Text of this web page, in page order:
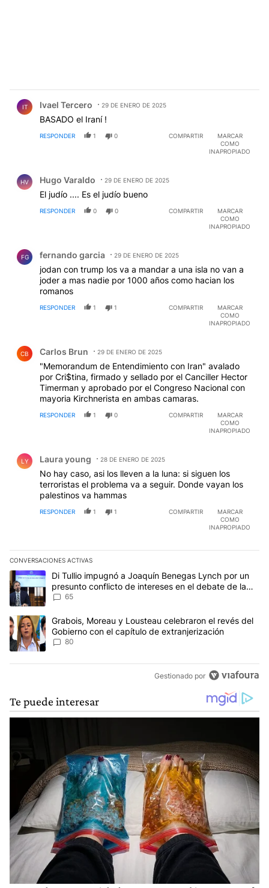
IT Ivael Tercero 29 DE ENERO DE 2025
BASADO el Iraní !
RESPONDER 1 0 COMPARTIR
MARCAR
COMO
INAPROPIADO
HV Hugo Varaldo 29 DE ENERO DE 2025
El judío .... Es el judío bueno
RESPONDER 0 0 COMPARTIR
MARCAR
COMO
INAPROPIADO
FG fernando garcia 29 DE ENERO DE 2025
jodan con trump los va a mandar a una isla no van a
joder a mas nadie por 1000 años como hacian los
romanos
RESPONDER 1 1 COMPARTIR
MARCAR
COMO
INAPROPIADO
CB Carlos Brun 29 DE ENERO DE 2025
"Memorandum de Entendimiento con Iran" avalado
por Cri$tina, firmado y sellado por el Canciller Hector
Timerman y aprobado por el Congreso Nacional con
mayoria Kirchnerista en ambas camaras.
RESPONDER 1 0 COMPARTIR
MARCAR
COMO
INAPROPIADO
LY Laura young 28 DE ENERO DE 2025
No hay caso, asi los lleven a la luna: si siguen los
terroristas el problema va a seguir. Donde vayan los
palestinos va hammas
RESPONDER 1 1 COMPARTIR
MARCAR
COMO
INAPROPIADO
CONVERSACIONES ACTIVAS
Este listado muestra los artículos con más comentarios en los
Un artículo de tendencia con el título "Di Tullio impugnó a
Di Tullio impugnó a Joaquín Benegas Lynch por un
presunto conflicto de intereses en el debate de la
Ley de Tierras
65
Un artículo de tendencia con el título "Grabois, Moreau y
Grabois, Moreau y Lousteau celebraron el revés del
Gobierno con el capítulo de extranjerización
80
Gestionado por